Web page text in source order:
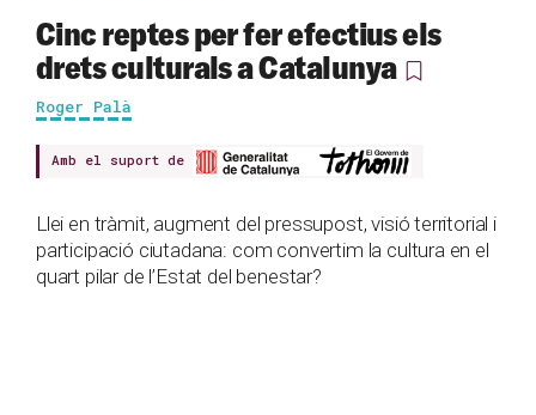
Cinc reptes per fer efectius els
drets culturals a Catalunya
Roger Palà
Amb el suport de
Llei en tràmit, augment del pressupost, visió territorial i
participació ciutadana: com convertim la cultura en el
quart pilar de l’Estat del benestar?